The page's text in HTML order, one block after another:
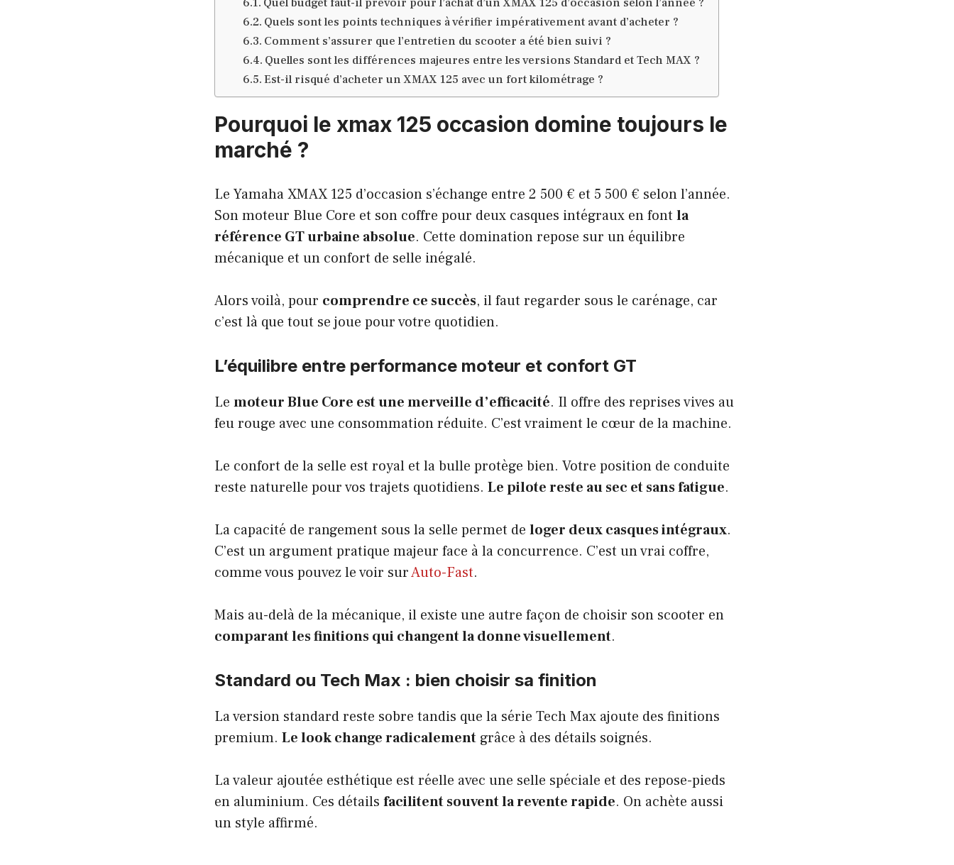
Quels sont les points techniques à vérifier impérativement avant d’acheter ?
Comment s’assurer que l’entretien du scooter a été bien suivi ?
Quelles sont les différences majeures entre les versions Standard et Tech MAX ?
Est-il risqué d’acheter un XMAX 125 avec un fort kilométrage ?
Pourquoi le xmax 125 occasion domine toujours le
marché ?
Le Yamaha XMAX 125 d’occasion s’échange entre 2 500 € et 5 500 € selon l’année.
Son moteur Blue Core et son coffre pour deux casques intégraux en font la
référence GT urbaine absolue. Cette domination repose sur un équilibre
mécanique et un confort de selle inégalé.
Alors voilà, pour comprendre ce succès, il faut regarder sous le carénage, car
c’est là que tout se joue pour votre quotidien.
L’équilibre entre performance moteur et confort GT
Le moteur Blue Core est une merveille d’efficacité. Il offre des reprises vives au
feu rouge avec une consommation réduite. C’est vraiment le cœur de la machine.
Le confort de la selle est royal et la bulle protège bien. Votre position de conduite
reste naturelle pour vos trajets quotidiens. Le pilote reste au sec et sans fatigue.
La capacité de rangement sous la selle permet de loger deux casques intégraux.
C’est un argument pratique majeur face à la concurrence. C’est un vrai coffre,
comme vous pouvez le voir surAuto-Fast.
Mais au-delà de la mécanique, il existe une autre façon de choisir son scooter en
comparant les finitions qui changent la donne visuellement.
Standard ou Tech Max : bien choisir sa finition
La version standard reste sobre tandis que la série Tech Max ajoute des finitions
premium. Le look change radicalement grâce à des détails soignés.
La valeur ajoutée esthétique est réelle avec une selle spéciale et des repose-pieds
en aluminium. Ces détails facilitent souvent la revente rapide. On achète aussi
un style affirmé.